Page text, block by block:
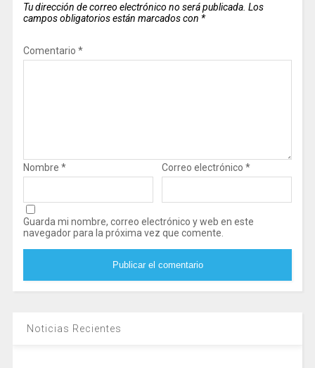
Tu dirección de correo electrónico no será publicada. Los
campos obligatorios están marcados con *
Comentario *
Nombre * Correo electrónico *
Guarda mi nombre, correo electrónico y web en este
navegador para la próxima vez que comente.
Noticias Recientes